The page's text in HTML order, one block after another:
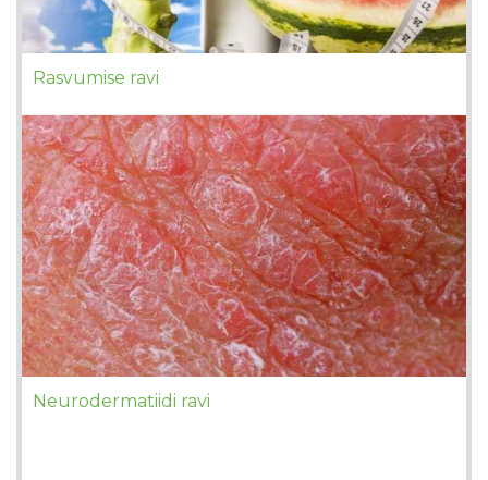
Rasvumise ravi
Neurodermatiidi ravi